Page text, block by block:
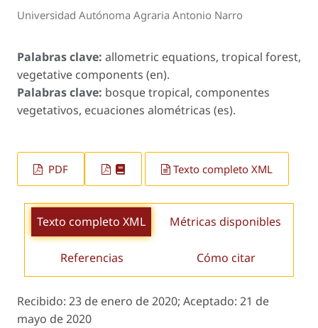
Universidad Autónoma Agraria Antonio Narro
Palabras clave: allometric equations, tropical forest,
vegetative components (en).
Palabras clave: bosque tropical, componentes
vegetativos, ecuaciones alométricas (es).
PDF Texto completo XML
Texto completo XML Métricas disponibles
Referencias Cómo citar
Recibido: 23 de enero de 2020; Aceptado: 21 de
mayo de 2020